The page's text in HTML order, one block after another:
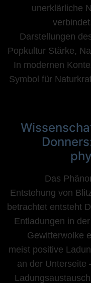
unerklärliche
Darstellungen
Popkultur Stärke,
In modernen
Symbol für
Das
Entstehung von
betrachtet entsteht
Entladungen in
Gewitterwolke
meist positive
an der Unterseite